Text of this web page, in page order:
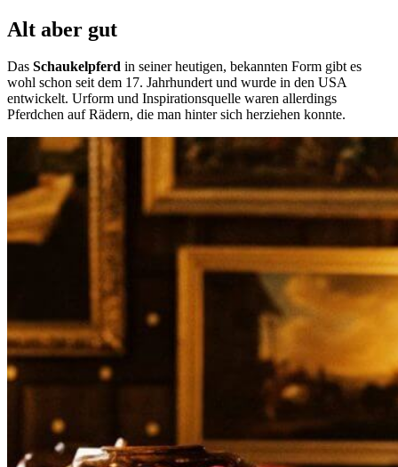
Alt aber gut
Das Schaukelpferd in seiner heutigen, bekannten Form gibt es
wohl schon seit dem 17. Jahrhundert und wurde in den USA
entwickelt. Urform und Inspirationsquelle waren allerdings
Pferdchen auf Rädern, die man hinter sich herziehen konnte.